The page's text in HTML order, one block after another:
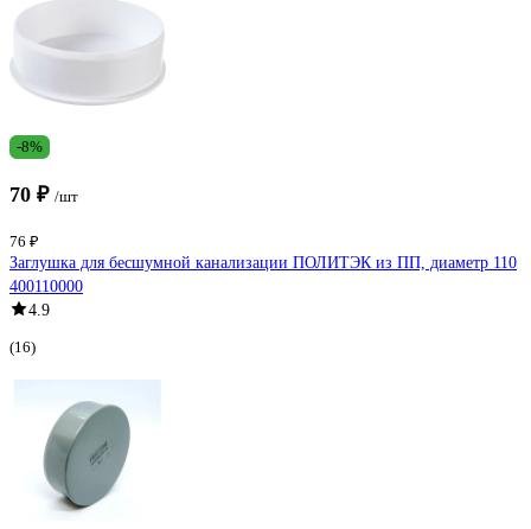
-8%
70 ₽ /шт
76 ₽
Заглушка для бесшумной канализации ПОЛИТЭК из ПП, диаметр 110
400110000
4.9
(16)